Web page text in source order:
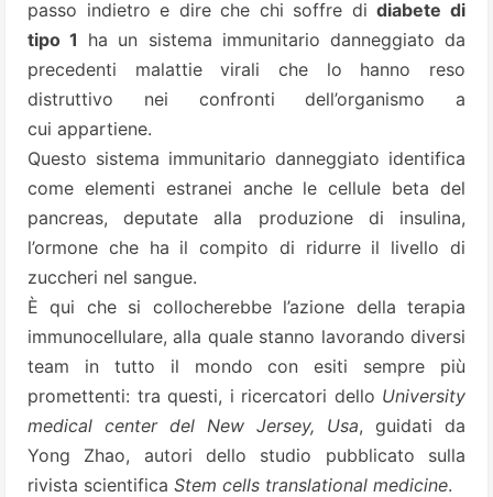
passo indietro e dire che chi soffre didiabete di
tipo 1 ha un sistema immunitario danneggiato da
precedenti malattie virali che lo hanno reso
distruttivo nei confronti dell’organismo a
cui appartiene.
Questo sistema immunitario danneggiato identifica
come elementi estranei anche le cellule beta del
pancreas, deputate alla produzione di insulina,
l’ormone che ha il compito di ridurre il livello di
zuccheri nel sangue.
È qui che si collocherebbe l’azione della terapia
immunocellulare, alla quale stanno lavorando diversi
team in tutto il mondo con esiti sempre più
promettenti: tra questi, i ricercatori dello University
medical center del New Jersey, Usa, guidati da
Yong Zhao, autori dello studio pubblicato sulla
rivista scientifica Stem cells translational medicine.